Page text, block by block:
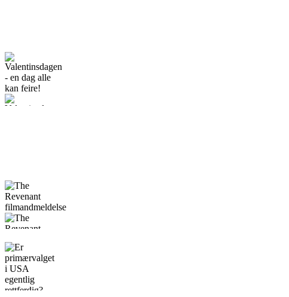
Valentinsdagen
tilbake - del 2
The